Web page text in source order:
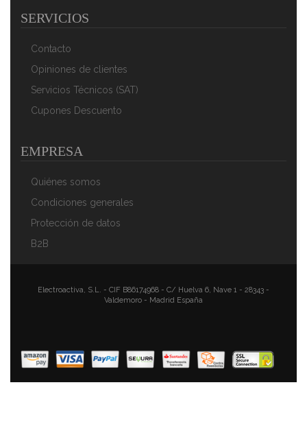
SERVICIOS
Contacto
Opiniones de clientes
Servicios Técnicos (SAT)
Cupones Descuento
EMPRESA
Quiénes somos
Condiciones generales
Protección de datos
B2B
Electroactiva, S.L. - CIF B86174968 - C/ Huelva 6, Nave 1 - 28343 -
Valdemoro - Madrid España